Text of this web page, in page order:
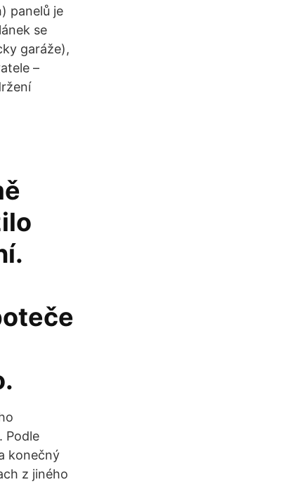
panelů je
se
garáže),
–
Podle
konečný
z jiného